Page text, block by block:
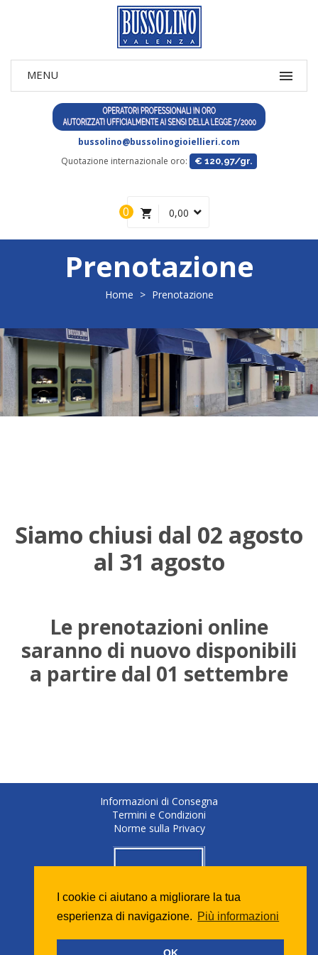
I cookie ci aiutano a migliorare la tua
esperienza di navigazione. Più informazioni
bussolino@bussolinogioiellieri.com
Quotazione internazionale oro:
€ 120,97/gr.
0,00
0
Prenotazione
Home > Prenotazione
Siamo chiusi dal 02 agosto
al 31 agosto
Le prenotazioni online
saranno di nuovo disponibili
a partire dal 01 settembre
Informazioni di Consegna
Termini e Condizioni
Norme sulla Privacy